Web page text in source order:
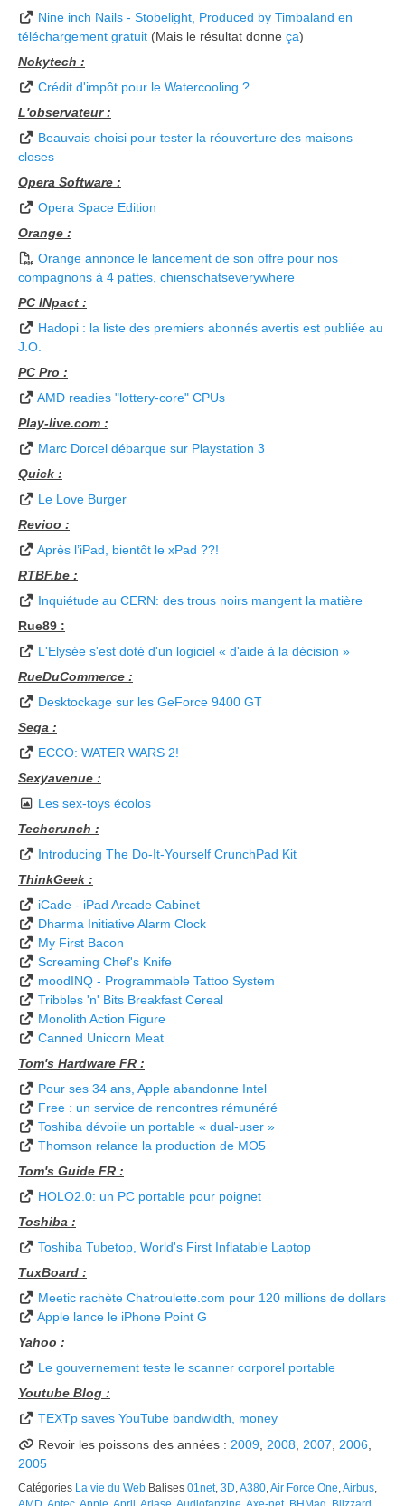
Nine inch Nails - Stobelight, Produced by Timbaland en
téléchargement gratuit (Mais le résultat donne ça)
Nokytech :
Crédit d'impôt pour le Watercooling ?
L'observateur :
Beauvais choisi pour tester la réouverture des maisons
closes
Opera Software :
Opera Space Edition
Orange :
Orange annonce le lancement de son offre pour nos
compagnons à 4 pattes, chienschatseverywhere
PC INpact :
Hadopi : la liste des premiers abonnés avertis est publiée au
J.O.
PC Pro :
AMD readies "lottery-core" CPUs
Play-live.com :
Marc Dorcel débarque sur Playstation 3
Quick :
Le Love Burger
Revioo :
Après l’iPad, bientôt le xPad ??!
RTBF.be :
Inquiétude au CERN: des trous noirs mangent la matière
Rue89 :
L'Elysée s'est doté d'un logiciel « d'aide à la décision »
RueDuCommerce :
Desktockage sur les GeForce 9400 GT
Sega :
ECCO: WATER WARS 2!
Sexyavenue :
Les sex-toys écolos
Techcrunch :
Introducing The Do-It-Yourself CrunchPad Kit
ThinkGeek :
iCade - iPad Arcade Cabinet
Dharma Initiative Alarm Clock
My First Bacon
Screaming Chef's Knife
moodINQ - Programmable Tattoo System
Tribbles 'n' Bits Breakfast Cereal
Monolith Action Figure
Canned Unicorn Meat
Tom's Hardware FR :
Pour ses 34 ans, Apple abandonne Intel
Free : un service de rencontres rémunéré
Toshiba dévoile un portable « dual-user »
Thomson relance la production de MO5
Tom's Guide FR :
HOLO2.0: un PC portable pour poignet
Toshiba :
Toshiba Tubetop, World's First Inflatable Laptop
TuxBoard :
Meetic rachète Chatroulette.com pour 120 millions de dollars
Apple lance le iPhone Point G
Yahoo :
Le gouvernement teste le scanner corporel portable
Youtube Blog :
TEXTp saves YouTube bandwidth, money
Revoir les poissons des années : 2009, 2008 2007 2006,
2005
Catégories La vie du Web Balises 01net, 3D,A380,Air Force One,Airbus,